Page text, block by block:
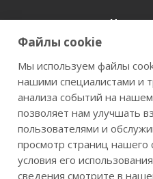
Наши
+7 (846) 200-05-15
г. Самара, ул.
2026 © Строй-К.рф.
Файлы cookie
Мы используем файлы
нашими специалистами и
анализа событий на
позволяет нам улучшать
пользователями и
просмотр страниц нашего
условия его
сведения смотрите в